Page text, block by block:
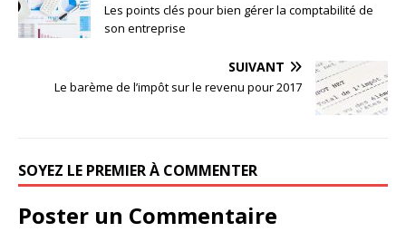
Les points clés pour bien gérer la comptabilité de
son entreprise
SUIVANT
Le barème de l’impôt sur le revenu pour 2017
SOYEZ LE PREMIER À COMMENTER
Poster un Commentaire